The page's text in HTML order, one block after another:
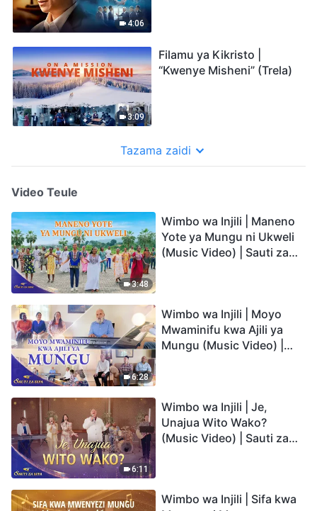
4:06
3:09
Filamu ya Kikristo |
“Kwenye Misheni” (Trela)
Tazama zaidi
Video Teule
3:48
Wimbo wa Injili | Maneno
Yote ya Mungu ni Ukweli
(Music Video) | Sauti za
6:28
Wimbo wa Injili | Moyo
Mwaminifu kwa Ajili ya
Mungu (Music Video) |
6:11
Wimbo wa Injili | Je,
Unajua Wito Wako?
(Music Video) | Sauti za
Wimbo wa Injili | Sifa kwa